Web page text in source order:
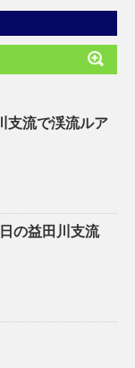
支流で渓流ルア
の益田川支流